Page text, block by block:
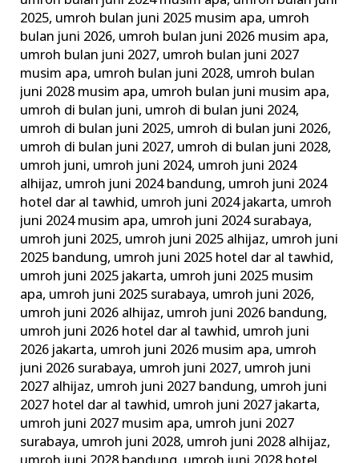
2025, umroh bulan juni 2025 musim apa, umroh
bulan juni 2026, umroh bulan juni 2026 musim apa,
umroh bulan juni 2027, umroh bulan juni 2027
musim apa, umroh bulan juni 2028, umroh bulan
juni 2028 musim apa, umroh bulan juni musim apa,
umroh di bulan juni, umroh di bulan juni 2024,
umroh di bulan juni 2025, umroh di bulan juni 2026,
umroh di bulan juni 2027, umroh di bulan juni 2028,
umroh juni, umroh juni 2024, umroh juni 2024
alhijaz, umroh juni 2024 bandung, umroh juni 2024
hotel dar al tawhid, umroh juni 2024 jakarta, umroh
juni 2024 musim apa, umroh juni 2024 surabaya,
umroh juni 2025, umroh juni 2025 alhijaz, umroh juni
2025 bandung, umroh juni 2025 hotel dar al tawhid,
umroh juni 2025 jakarta, umroh juni 2025 musim
apa, umroh juni 2025 surabaya, umroh juni 2026,
umroh juni 2026 alhijaz, umroh juni 2026 bandung,
umroh juni 2026 hotel dar al tawhid, umroh juni
2026 jakarta, umroh juni 2026 musim apa, umroh
juni 2026 surabaya, umroh juni 2027, umroh juni
2027 alhijaz, umroh juni 2027 bandung, umroh juni
2027 hotel dar al tawhid, umroh juni 2027 jakarta,
umroh juni 2027 musim apa, umroh juni 2027
surabaya, umroh juni 2028, umroh juni 2028 alhijaz,